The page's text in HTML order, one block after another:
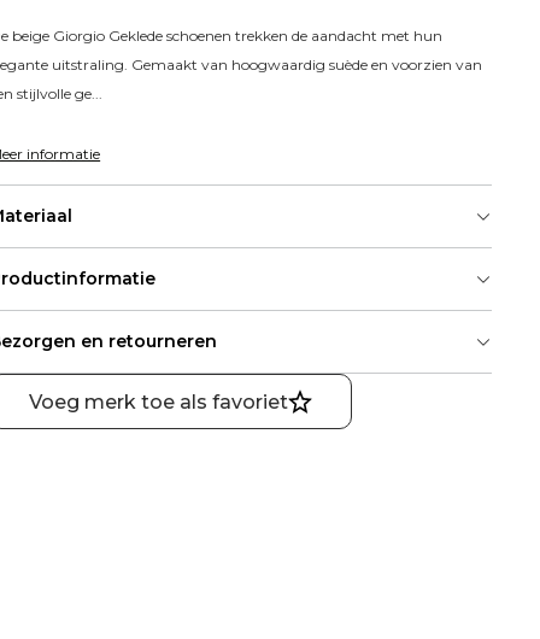
beige Giorgio Geklede schoenen trekken de aandacht met hun
uitstraling. Gemaakt van hoogwaardig suède en voorzien van
stijlvolle ge...
informatie
en retourneren
Voeg merk toe als favoriet